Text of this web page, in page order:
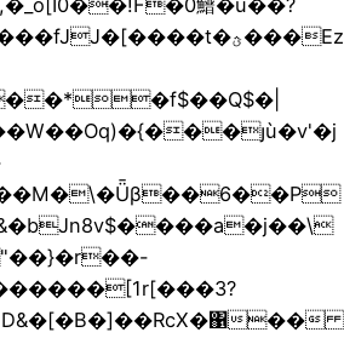
䲕�u��?
��